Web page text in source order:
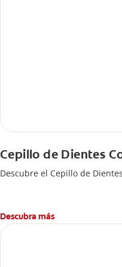
Cepillo de Dientes
Descubre el Cepillo de
Descubra más